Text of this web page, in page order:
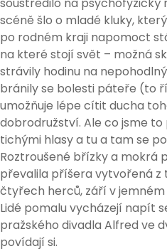
scéně šlo o mladé kluky,
po rodném kraji napomoct
na které stojí svět – možná
strávily hodinu na
bránily se bolesti páteře (to
umožňuje lépe cítit ducha
dobrodružství. Ale co jsme
tichými hlasy a tu a tam se
Roztroušené břízky a mokrá
převalila příšera vytvořená z
čtyřech herců, září v
Lidé pomalu vycházejí napít
pražského divadla Alfred ve
povídají si.